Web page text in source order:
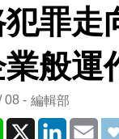
罪走
般運
08 編輯部
Line X LinkedIn